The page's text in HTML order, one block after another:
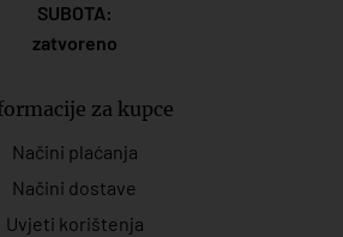
SUBOTA:
zatvoreno
za kupce
Načini plaćanja
Načini dostave
Uvjeti korištenja